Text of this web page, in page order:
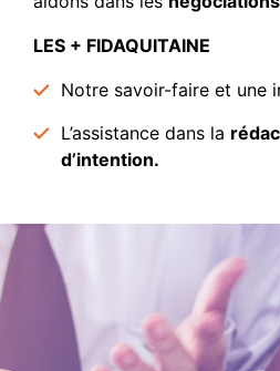
LES + FIDAQUITAINE
Notre savoir-faire et une
L’assistance dans la
d’intention.